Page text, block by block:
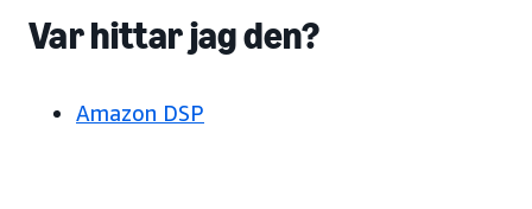
Var hittar jag den?
Amazon DSP